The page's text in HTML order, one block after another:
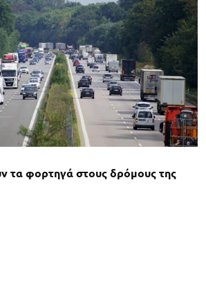
τα φορτηγά στους δρόμους της